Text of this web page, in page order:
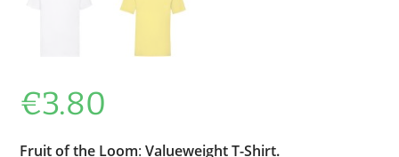
€3.80
Fruit of the Loom:Valueweight T-Shirt.